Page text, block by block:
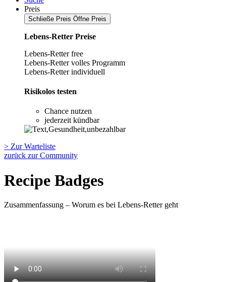
Preis
Schließe Preis Öffne Preis
Lebens-Retter Preise
Lebens-Retter free
Lebens-Retter volles Programm
Lebens-Retter individuell
Risikolos testen
Chance nutzen
jederzeit kündbar
> Zur Warteliste
zurück zur Community
Recipe Badges
Zusammenfassung – Worum es bei Lebens-Retter geht